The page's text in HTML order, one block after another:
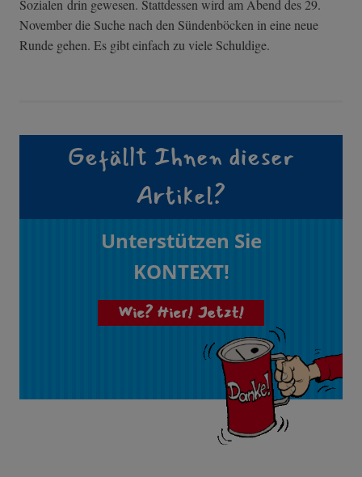
Sozialen drin gewesen. Stattdessen wird am Abend des 29.
November die Suche nach den Sündenböcken in eine neue
Runde gehen. Es gibt einfach zu viele Schuldige.
Gefällt Ihnen dieser
Artikel?
Unterstützen Sie
KONTEXT!
Wie? Hier! Jetzt!